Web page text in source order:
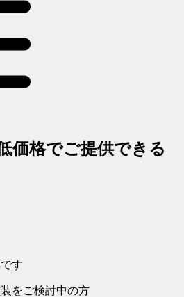
価格でご提供できる
す
をご検討中の方